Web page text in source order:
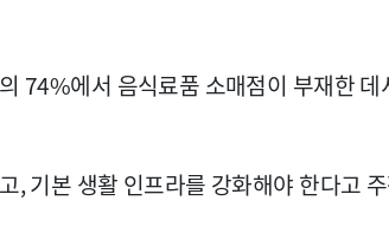
74%에서 음식료품 소매점이 부재한 데
, 기본 생활 인프라를 강화해야 한다고